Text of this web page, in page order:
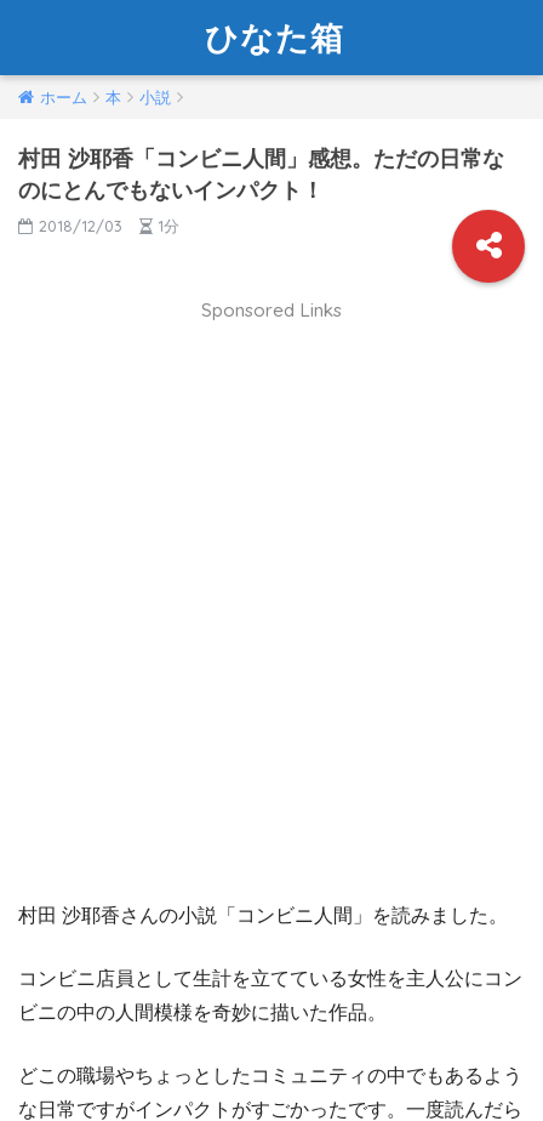
ひなた箱
ホーム 本 小説
村田 沙耶香「コンビニ人間」感想。ただの日常な
のにとんでもないインパクト！
2018/12/03 1分
Sponsored Links
村田 沙耶香さんの小説「コンビニ人間」を読みました。
コンビニ店員として生計を立てている女性を主人公にコン
ビニの中の人間模様を奇妙に描いた作品。
どこの職場やちょっとしたコミュニティの中でもあるよう
な日常ですがインパクトがすごかったです。一度読んだら